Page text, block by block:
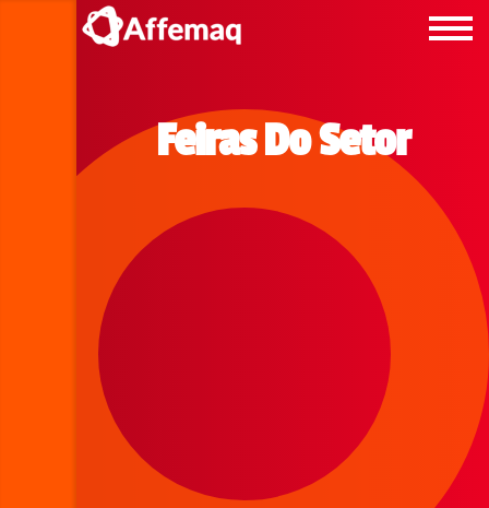
Feiras Do Setor